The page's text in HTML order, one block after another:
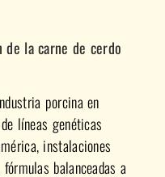
de la carne de cerdo
porcina en
líneas genéticas
instalaciones
balanceadas a